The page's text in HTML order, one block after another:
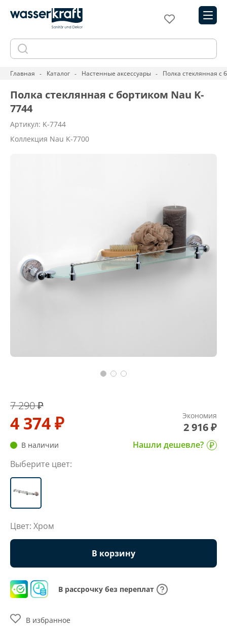
Главная Каталог Настенные аксессуары Полка стеклянная с
Полка стеклянная с бортиком Nau K-
7744
Артикул: K-7744
Коллекция Nau K-7700
7 290 ₽
4 374 ₽ Экономия
2 916 ₽
В наличии
Нашли дешевле?
Выберите цвет:
Цвет: Хром
В корзину
В рассрочку без переплат
В избранное